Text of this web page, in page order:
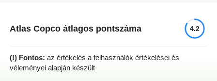
Atlas Copco átlagos pontszáma 4.2
(!) Fontos: az értékelés a felhasználók értékelései és
véleményei alapján készült